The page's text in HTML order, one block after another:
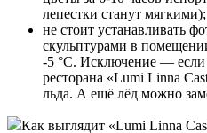
лепестки станут мягкими);
не стоит устанавливать
скульптурами в
-5 °С. Исключение — если
ресторана «Lumi Linna
льда. А ещё лёд можно
Как выглядит «Lumi Linna